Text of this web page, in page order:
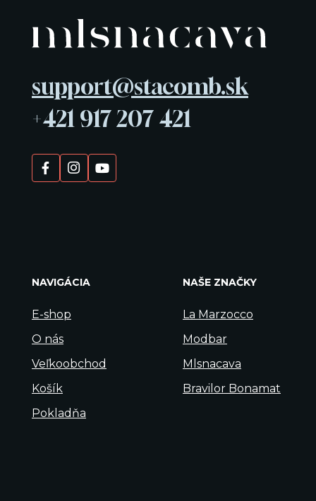
support@stacomb.sk
+421 917 207 421
NAVIGÁCIA
E-shop
O nás
Veľkoobchod
Košík
Pokladňa
NAŠE ZNAČKY
La Marzocco
Modbar
Mlsnacava
Bravilor Bonamat